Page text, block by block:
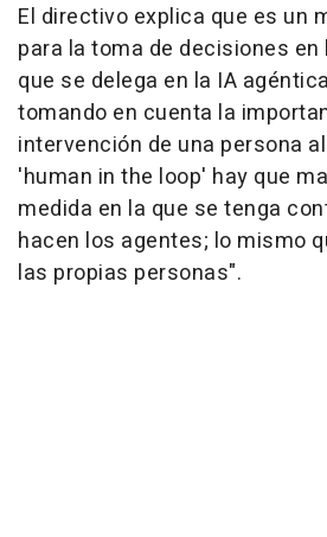
El directivo explica que es un
para la toma de decisiones
que se delega en la IA
tomando en cuenta la
intervención de una persona
'human in the loop' hay que
medida en la que se tenga
hacen los agentes; lo mismo
las propias personas".